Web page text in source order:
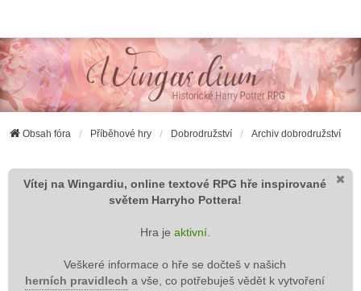
Wingardium RPG
Obsah fóra Příběhové hry Dobrodružství Archiv dobrodružství
Vítej na Wingardiu, online textové RPG hře inspirované
světem Harryho Pottera!
Hra je aktivní.
Veškeré informace o hře se dočteš v našich
herních pravidlech a vše, co potřebuješ vědět k vytvoření